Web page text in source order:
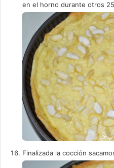
en el horno durante otros
Finalizada la cocción